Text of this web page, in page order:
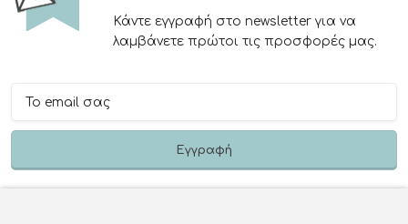
Κάντε εγγραφή στο newsletter για να
λαμβάνετε πρώτοι τις προσφορές μας.